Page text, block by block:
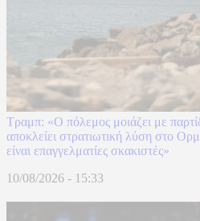
Τραμπ: «Ο πόλεμος μοιάζει με
αποκλείει στρατιωτική λύση στο
είναι επαγγελματίες σκακιστές»
10/08/2026 - 15:33